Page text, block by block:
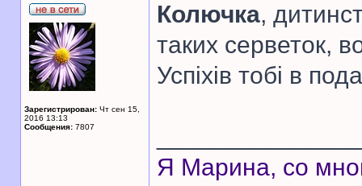
Зарегистрирован: Чт сен 15,
2016 13:13
Сообщения: 7807
Колючка,
таких серветок,
Успіхів тобі в
Я Марина, со